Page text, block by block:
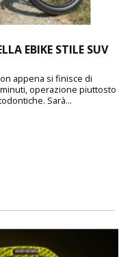
EBIKE STILE SUV
appena si finisce di
minuti, operazione piuttosto
Sarà...